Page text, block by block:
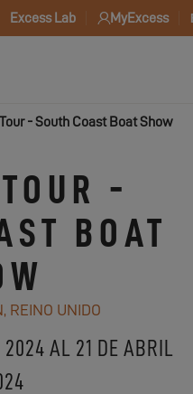
Excess Lab MyExcess
- South Coast Boat Show
-
BOAT
REINO UNIDO
2024 AL 21 DE ABRIL